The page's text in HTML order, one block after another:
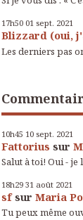
17h50 01 sept. 2021
Blizzard (oui,
Les derniers pas
10h45 10 sept. 2021
Fattorius sur
Salut à toi! Oui -
18h29 31 août 2021
sfsur Maria
Tu peux même